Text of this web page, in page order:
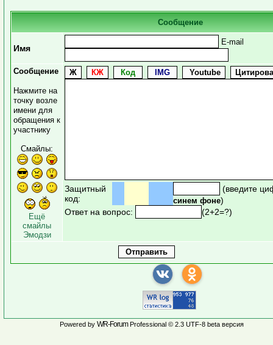
Сообщение
Имя
E-mail
Сообщение
Нажмите на
точку возле
имени для
обращения к
участнику
Смайлы:
Ещё
смайлы
Эмодзи
Защитный
код:
(введите
синем фоне)
Ответ на вопрос:
(2+2=?)
Powered by WR-ForumProfessional © 2.3 UTF-8 beta версия